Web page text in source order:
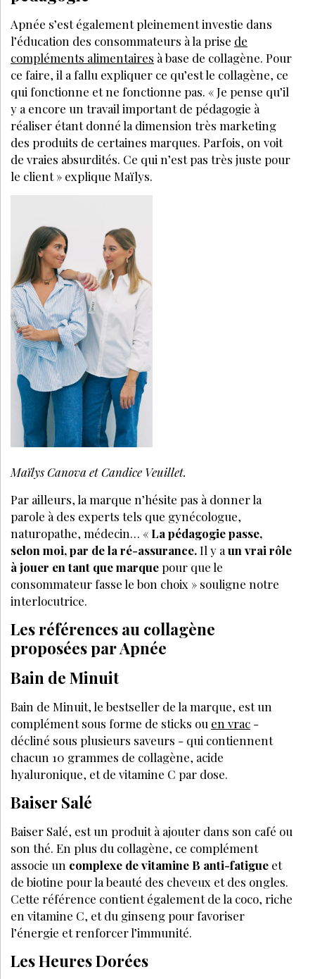
Apnée s’est également pleinement investie dans
l’éducation des consommateurs à la prise de
compléments alimentaires à base de collagène. Pour
ce faire, il a fallu expliquer ce qu’est le collagène, ce
qui fonctionne et ne fonctionne pas. « Je pense qu’il
y a encore un travail important de pédagogie à
réaliser étant donné la dimension très marketing
des produits de certaines marques. Parfois, on voit
de vraies absurdités. Ce qui n’est pas très juste pour
le client » explique Maïlys.
Maïlys Canova et Candice Veuillet.
Par ailleurs, la marque n’hésite pas à donner la
parole à des experts tels que gynécologue,
naturopathe, médecin… « La pédagogie passe,
selon moi, par de la ré-assurance.Il y a un vrai rôle
à jouer en tant que marque pour que le
consommateur fasse le bon choix » souligne notre
interlocutrice.
Les références au collagène
proposées par Apnée
Bain de Minuit
Bain de Minuit, le bestseller de la marque, est un
complément sous forme de sticks ou en vrac -
décliné sous plusieurs saveurs - qui contiennent
chacun 10 grammes de collagène, acide
hyaluronique, et de vitamine C par dose.
Baiser Salé
Baiser Salé, est un produit à ajouter dans son café ou
son thé. En plus du collagène, ce complément
associe un complexe de vitamine B anti-fatigue et
de biotine pour la beauté des cheveux et des ongles.
Cette référence contient également de la coco, riche
en vitamine C, et du ginseng pour favoriser
l’énergie et renforcer l’immunité.
Les Heures Dorées